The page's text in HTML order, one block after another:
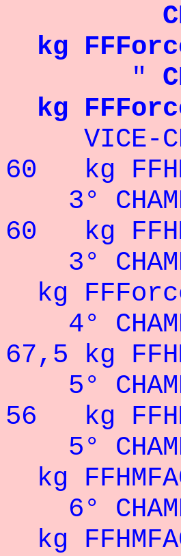
kg
"
kg
VICE-
60 kg
3°
60 kg
3°
kg
4°
67,5 kg
5°
56 kg
5°
kg
6°
kg